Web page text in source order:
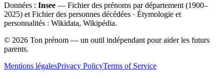
Données : Insee — Fichier des prénoms par département (1900–
2025) et Fichier des personnes décédées · Étymologie et
personnalités : Wikidata, Wikipédia.
© 2026 Ton prénom — un outil indépendant pour aider les futurs
parents.
Mentions légalesPrivacy PolicyTerms of Service